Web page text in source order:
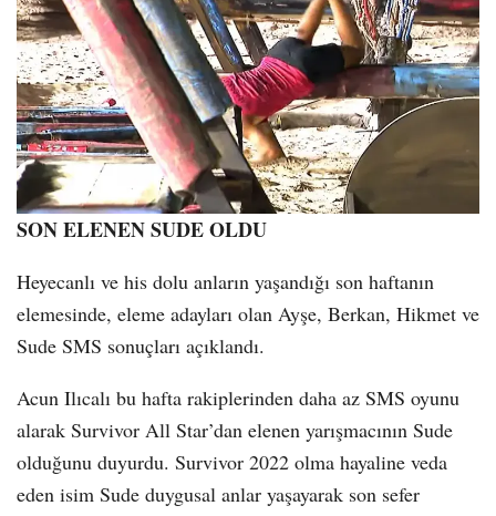
SON ELENEN SUDE OLDU
Heyecanlı ve his dolu anların yaşandığı son haftanın
elemesinde, eleme adayları olan Ayşe, Berkan, Hikmet ve
Sude SMS sonuçları açıklandı.
Acun Ilıcalı bu hafta rakiplerinden daha az SMS oyunu
alarak Survivor All Star’dan elenen yarışmacının Sude
olduğunu duyurdu. Survivor 2022 olma hayaline veda
eden isim Sude duygusal anlar yaşayarak son sefer